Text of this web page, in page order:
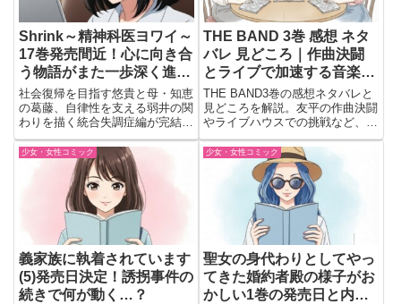
Shrink～精神科医ヨワイ～
17巻発売間近！心に向き合
う物語がまた一歩深く進み
そうで胸がぎゅってなる件
🩺🌱
社会復帰を目指す悠貴と母・知恵
の葛藤、自律性を支える弱井の関
わりを描く統合失調症編が完結。
希望あるリカバリーの形を提示。
THE BAND 3巻 感想 ネタ
バレ 見どころ｜作曲決闘
とライブで加速する音楽青
春ストーリー
THE BAND3巻の感想ネタバレと
見どころを解説。友平の作曲決闘
やライブハウスでの挑戦など、音
楽と成長が交差する熱い展開を紹
介。続きが気になる注目巻！
少女・女性コミック
義家族に執着されています
(5)発売日決定！誘拐事件の
続きで何が動く…？
少女・女性コミック
聖女の身代わりとしてやっ
てきた婚約者殿の様子がお
かしい1巻の発売日と内容